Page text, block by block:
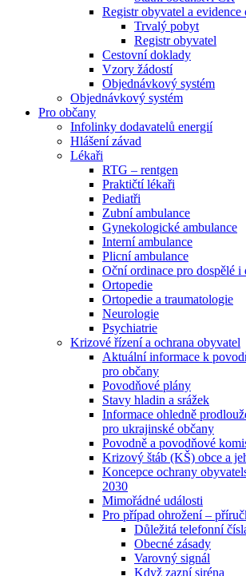
Registr obyvatel a evidence
Trvalý pobyt
Registr obyvatel
Cestovní doklady
Vzory žádostí
Objednávkový systém
Objednávkový systém
Pro občany
Infolinky dodavatelů energií
Hlášení závad
Lékaři
RTG – rentgen
Praktičtí lékaři
Pediatři
Zubní ambulance
Gynekologické ambulance
Interní ambulance
Plicní ambulance
Oční ordinace pro dospělé i
Ortopedie
Ortopedie a traumatologie
Neurologie
Psychiatrie
Krizové řízení a ochrana obyvatel
Aktuální informace k
pro občany
Povodňové plány
Stavy hladin a srážek
Informace ohledně
pro ukrajinské občany
Povodně a povodňové
Krizový štáb (KŠ) obce a
Koncepce ochrany
2030
Mimořádné události
Pro případ ohrožení –
Důležitá telefonní
Obecné zásady
Varovný signál
Když zazní siréna